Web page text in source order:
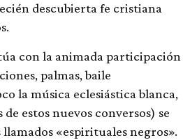
descubierta fe cristiana
con la animada participación
palmas, baile
la música eclesiástica blanca,
estos nuevos conversos) se
«espirituales negros».